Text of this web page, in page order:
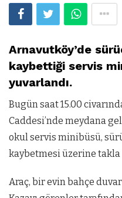
Arnavutköy’de
kaybettiği servis
yuvarlandı.
Bugün saat 15.00
Caddesi’nde meydana
okul servis minibüsü,
kaybetmesi üzerine takla
Araç, bir evin bahçe